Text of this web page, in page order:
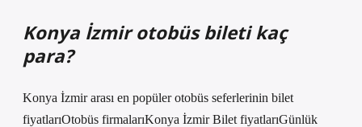
Konya İzmir otobüs bileti kaç
para?
Konya İzmir arası en popüler otobüs seferlerinin bilet
fiyatlarıOtobüs firmalarıKonya İzmir Bilet fiyatlarıGünlük